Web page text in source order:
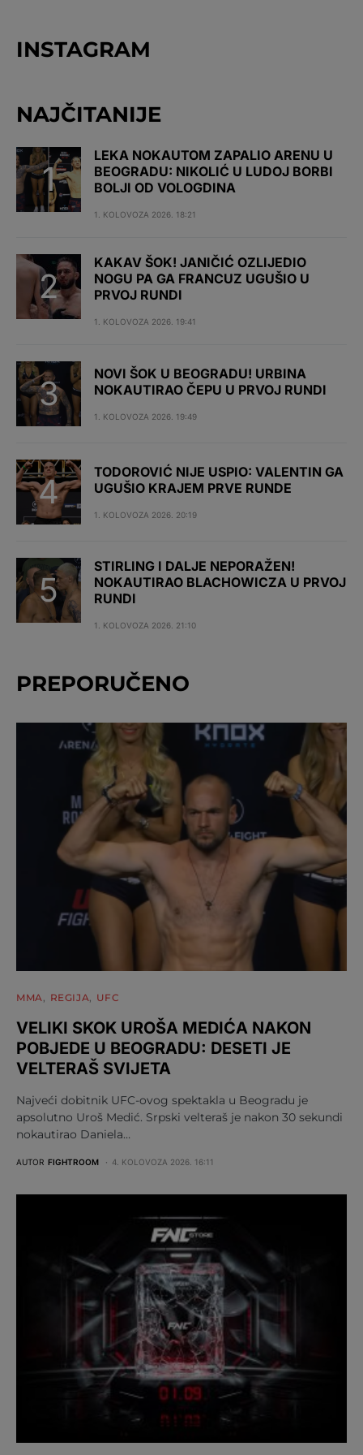
INSTAGRAM
NAJČITANIJE
LEKA NOKAUTOM ZAPALIO ARENU U
BEOGRADU: NIKOLIĆ U LUDOJ BORBI
BOLJI OD VOLOGDINA
1. KOLOVOZA 2026. 18:21
KAKAV ŠOK! JANIČIĆ OZLIJEDIO
NOGU PA GA FRANCUZ UGUŠIO U
PRVOJ RUNDI
1. KOLOVOZA 2026. 19:41
NOVI ŠOK U BEOGRADU! URBINA
NOKAUTIRAO ČEPU U PRVOJ RUNDI
1. KOLOVOZA 2026. 19:49
TODOROVIĆ NIJE USPIO: VALENTIN GA
UGUŠIO KRAJEM PRVE RUNDE
1. KOLOVOZA 2026. 20:19
STIRLING I DALJE NEPORAŽEN!
NOKAUTIRAO BLACHOWICZA U PRVOJ
RUNDI
1. KOLOVOZA 2026. 21:10
PREPORUČENO
MMA REGIJA UFC
VELIKI SKOK UROŠA MEDIĆA NAKON
POBJEDE U BEOGRADU: DESETI JE
VELTERAŠ SVIJETA
Najveći dobitnik UFC-ovog spektakla u Beogradu je
apsolutno Uroš Medić. Srpski velteraš je nakon 30 sekundi
nokautirao Daniela…
AUTOR FIGHTROOM 4. KOLOVOZA 2026. 16:11